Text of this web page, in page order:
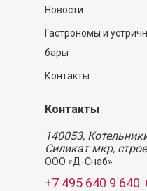
Новости
Гастрономы и
бары
Контакты
Контакты
140053,
Силикат мкр,
ООО «Д-Снаб»
+7 495 640 9 640